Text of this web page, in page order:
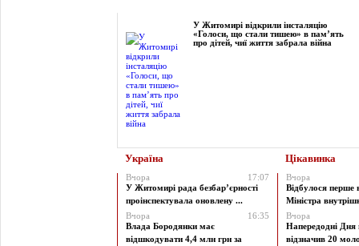
У Житомирі відкрили інсталяцію
«Голоси, що стали тишею» в пам’ять
про дітей, чиї життя забрала війна
Україна Цікавинка
Вчора
17:07
У Житомирі рада безбар’єрності
проінспектувала оновлену ...
Вчора
16:35
Влада Бородянки має
відшкодувати 4,4 млн грн за
Вчора
Відбулося перше
Міністра
Вчора
Напередодні Дня
відзначив 20